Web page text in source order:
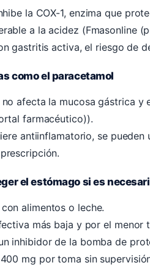
la COX-1, enzima que
a la acidez (Fmasonline
gastritis activa, el riesgo de
como el paracetamol
afecta la mucosa gástrica y
farmacéutico)).
antiinflamatorio, se
el estómago si es
alimentos o leche.
más baja y por el menor
inhibidor de la bomba de
mg por toma sin